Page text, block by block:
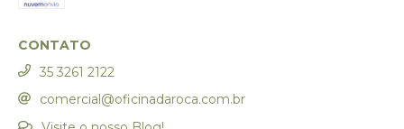
CONTATO
35 3261 2122
comercial@oficinadaroca.com.br